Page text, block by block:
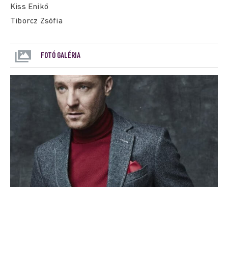
Kiss Enikő
Tiborcz Zsófia
FOTÓ GALÉRIA